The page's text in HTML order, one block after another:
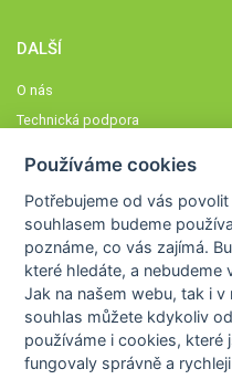
DALŠÍ
O nás
Technická podpora
Členové STOBklubu
Zásady nakládání s osobními údaji
Otestujte se
Spočítejte si
Výzva 52
Používáme cookies
Potřebujeme od vás povolit
souhlasem budeme
poznáme,co vás zajímá.
které hledáte, a nebudeme
Jak na našem webu, tak i v
souhlas můžete kdykoliv
používáme i cookies, které
fungovaly správně a